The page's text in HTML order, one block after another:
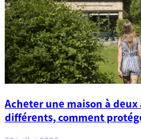
Acheter une maison à
différents, comment